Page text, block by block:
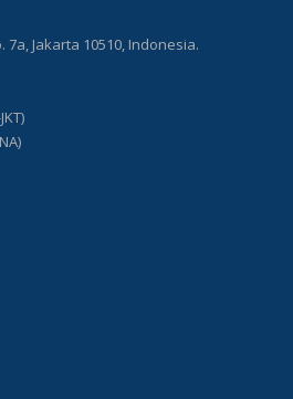
7a, Jakarta 10510, Indonesia.